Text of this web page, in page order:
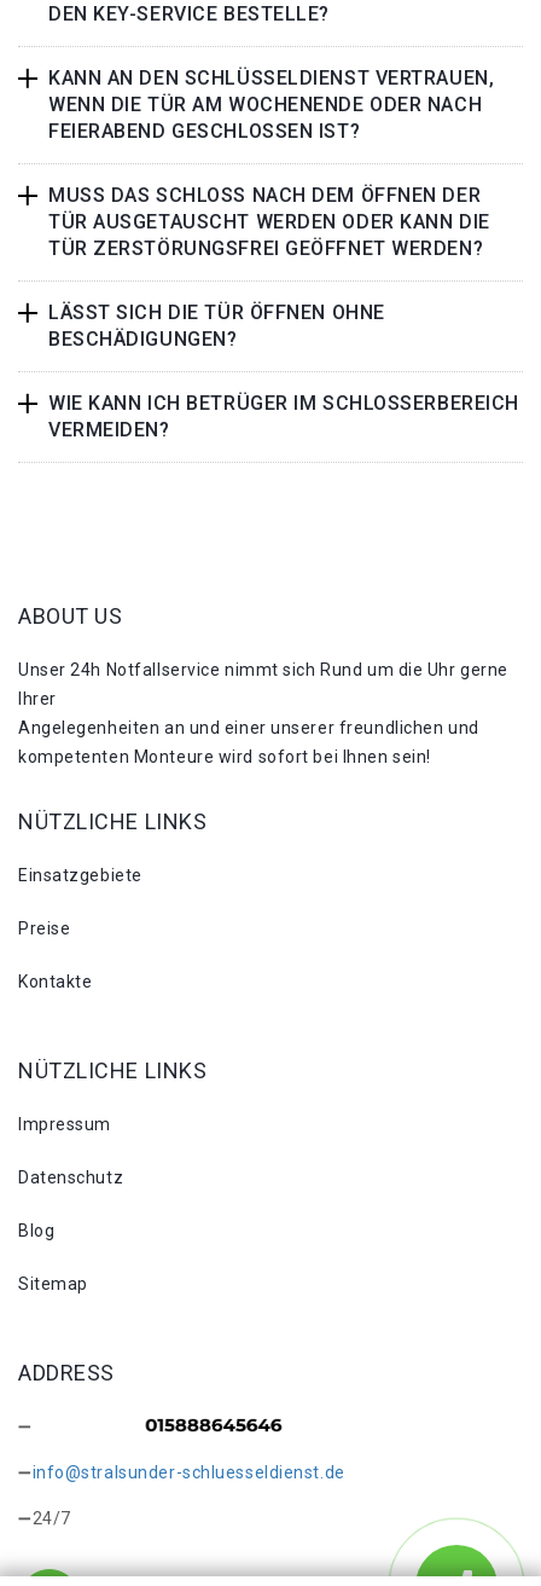
DEN KEY-SERVICE BESTELLE?
KANN AN DEN SCHLÜSSELDIENST VERTRAUEN,
WENN DIE TÜR AM WOCHENENDE ODER NACH
FEIERABEND GESCHLOSSEN IST?
MUSS DAS SCHLOSS NACH DEM ÖFFNEN DER
TÜR AUSGETAUSCHT WERDEN ODER KANN DIE
TÜR ZERSTÖRUNGSFREI GEÖFFNET WERDEN?
LÄSST SICH DIE TÜR ÖFFNEN OHNE
BESCHÄDIGUNGEN?
WIE KANN ICH BETRÜGER IM SCHLOSSERBEREICH
VERMEIDEN?
ABOUT US
Unser 24h Notfallservice nimmt sich Rund um die Uhr gerne
Ihrer
Angelegenheiten an und einer unserer freundlichen und
kompetenten Monteure wird sofort bei Ihnen sein!
NÜTZLICHE LINKS
Einsatzgebiete
Preise
Kontakte
NÜTZLICHE LINKS
Impressum
Datenschutz
Blog
Sitemap
ADDRESS
info@stralsunder-schluesseldienst.de
24/7